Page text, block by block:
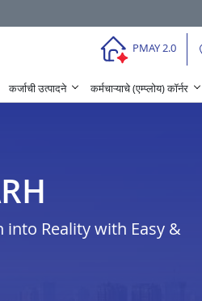
PMAY 2.0
कर्जाची उत्पादने कर्मचाऱ्याचे (एम्प्लोय) कॉर्नर
Reality with Easy &